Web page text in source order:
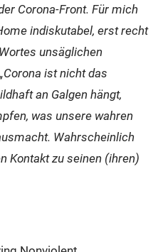
Corona-Front. Für mich
indiskutabel, erst recht
unsäglichen
ist nicht das
an Galgen hängt,
was unsere wahren
Wahrscheinlich
Kontakt zu seinen (ihren)